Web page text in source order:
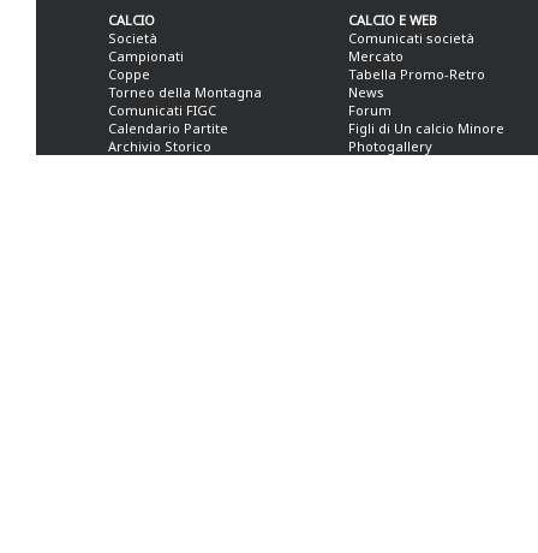
CALCIO
Società
Campionati
Coppe
Torneo della Montagna
Comunicati FIGC
Calendario Partite
Archivio Storico
CALCIO E WEB
Comunicati società
Mercato
Tabella Promo-Retro
News
Forum
Figli di Un calcio Minore
Photogallery